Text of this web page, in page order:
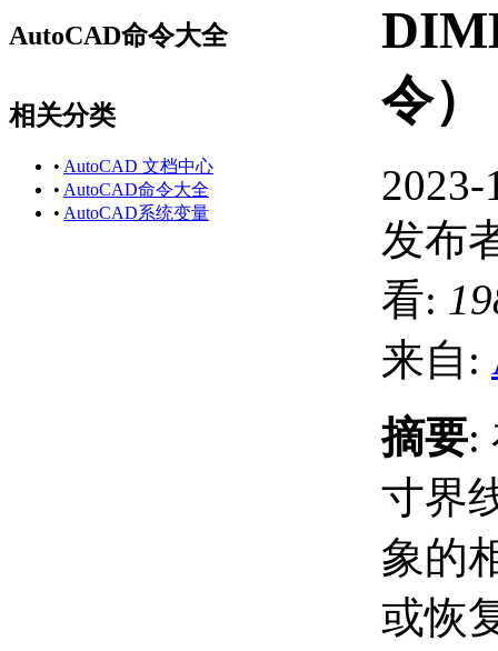
AutoCAD命令大全
相关分类
• AutoCAD 文档中心
• AutoCAD命令大全
• AutoCAD系统变量
令）
2023-
发布
看:
来自:
摘要:
寸界
象的
或恢